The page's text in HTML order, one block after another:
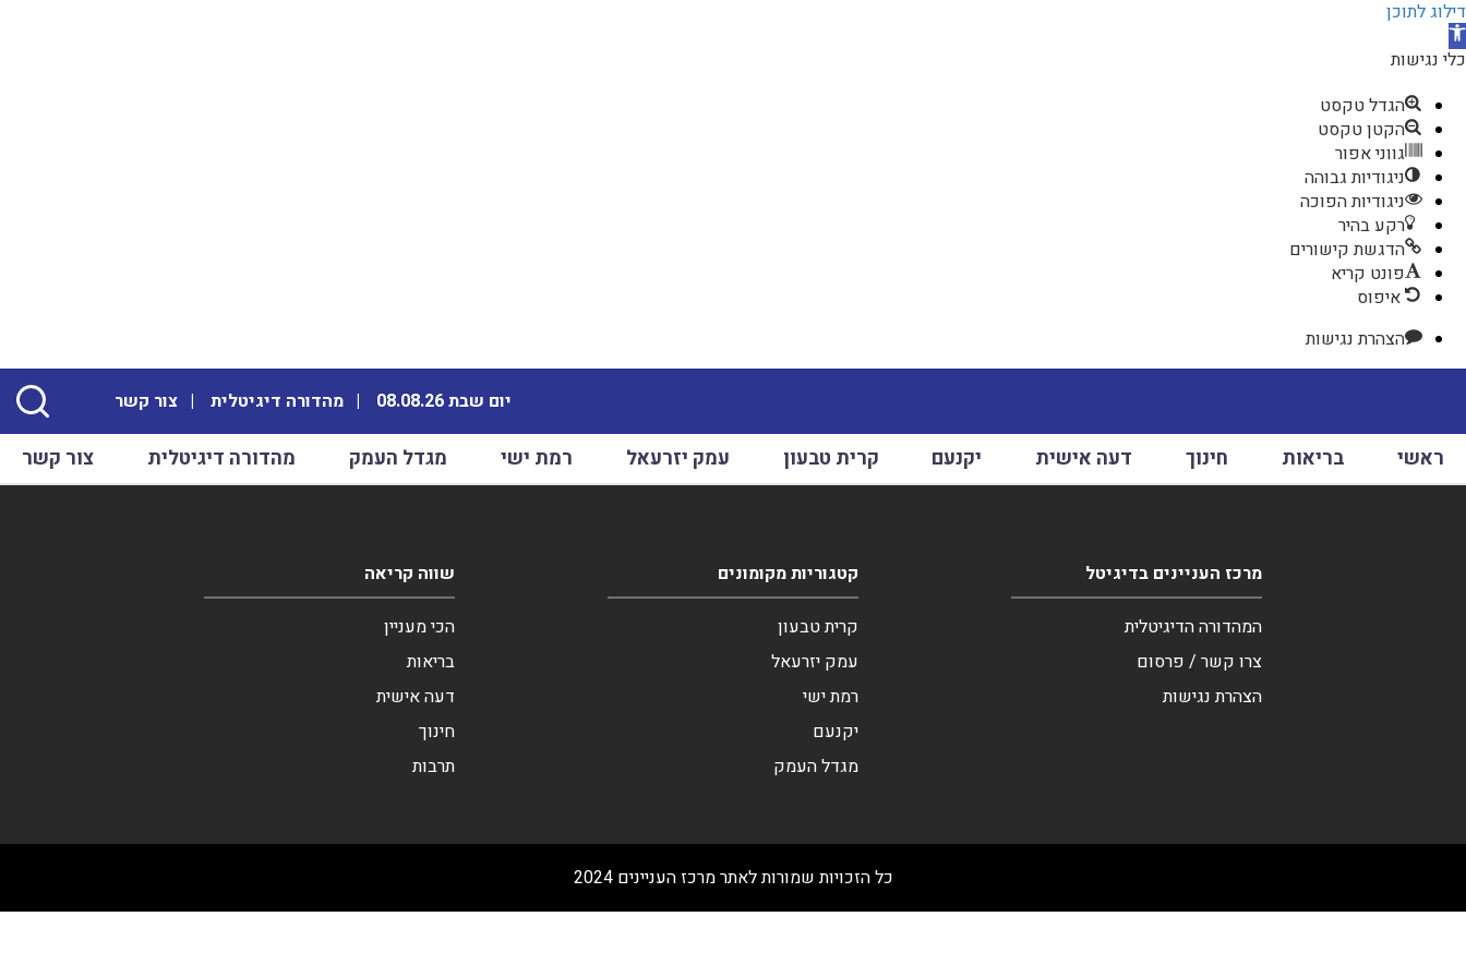
דילוג לתוכן
פתח
סרגל
כלי נגישות
הגדל טקסט
הקטן טקסט
גווני אפור
ניגודיות גבוהה
ניגודיות הפוכה
רקע בהיר
הדגשת קישורים
פונט קריא
איפוס
הצהרת נגישות
יום שבת 08.08.26 מהדורה דיגיטלית צור קשר
ראשי בריאות חינוך דעה אישית יקנעם קרית טבעון עמק יזרעאל רמת ישי מגדל העמק מהדורה דיגיטלית צור קשר
מרכז העניינים בדיגיטל
המהדורה הדיגיטלית
צרו קשר / פרסום
הצהרת נגישות
קטגוריות מקומונים
קרית טבעון
עמק יזרעאל
רמת ישי
יקנעם
מגדל העמק
שווה קריאה
הכי מעניין
בריאות
דעה אישית
חינוך
תרבות
כל הזכויות שמורות לאתר מרכז העניינים 2024